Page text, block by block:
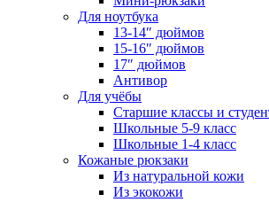
Для ноутбука
13-14″ дюймов
15-16″ дюймов
17″ дюймов
Антивор
Для учёбы
Старшие классы и
Школьные 5-9 класс
Школьные 1-4 класс
Кожаные рюкзаки
Из натуральной кожи
Из экокожи